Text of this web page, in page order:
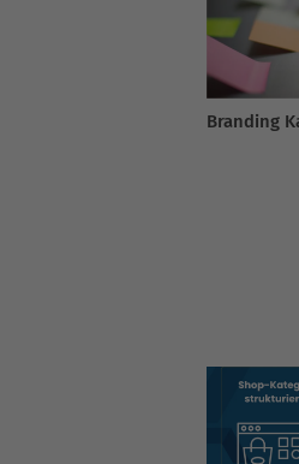
Branding